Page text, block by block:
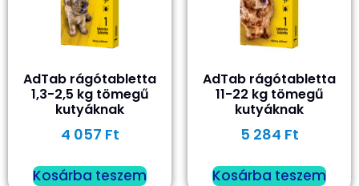
AdTab rágótabletta
1,3-2,5 kg tömegű
kutyáknak
4 057 Ft
Kosárba teszem
AdTab rágótabletta
11-22 kg tömegű
kutyáknak
5 284 Ft
Kosárba teszem